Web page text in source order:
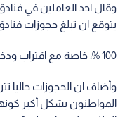
يتوقع ان تبلغ حجوزات
100 %، خاصة مع اقتراب ودخول العطلة.
المواطنون بشكل أكبر